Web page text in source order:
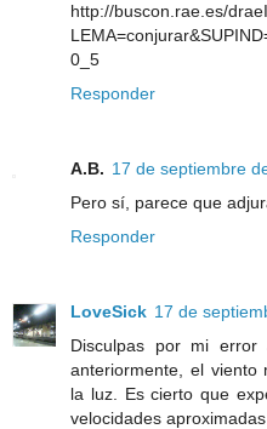
http://buscon.rae.es/
0_5
Responder
A.B. 17 de septiembre
Pero sí, parece que
Responder
LoveSick 17 de
Disculpas por mi error
anteriormente, el viento
la luz. Es cierto que
velocidades